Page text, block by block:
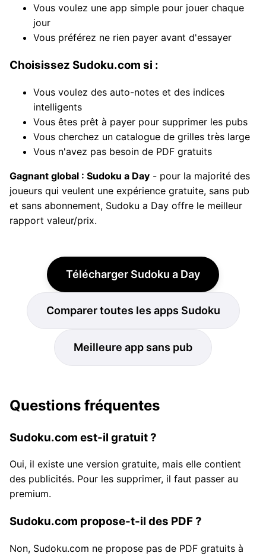
Vous voulez une app simple pour jouer chaque
jour
Vous préférez ne rien payer avant d'essayer
Choisissez Sudoku.com si :
Vous voulez des auto-notes et des indices
intelligents
Vous êtes prêt à payer pour supprimer les pubs
Vous cherchez un catalogue de grilles très large
Vous n'avez pas besoin de PDF gratuits
Gagnant global : Sudoku a Day - pour la majorité des
joueurs qui veulent une expérience gratuite, sans pub
et sans abonnement, Sudoku a Day offre le meilleur
rapport valeur/prix.
Télécharger Sudoku a Day
Comparer toutes les apps Sudoku
Meilleure app sans pub
Questions fréquentes
Sudoku.com est-il gratuit ?
Oui, il existe une version gratuite, mais elle contient
des publicités. Pour les supprimer, il faut passer au
premium.
Sudoku.com propose-t-il des PDF ?
Non, Sudoku.com ne propose pas de PDF gratuits à